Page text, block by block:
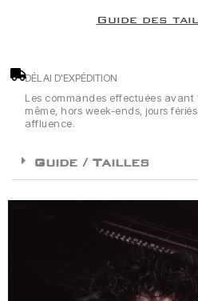
Guide des
DÉLAI D'EXPÉDITION
Les commandes effectuées avant
même, hors week-ends, jours
affluence.
Guide / Tailles